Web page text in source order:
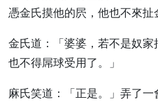
憑金氏摸他的屄，他也不來扯
金氏道：「婆婆，若不是奴
也不得屌球受用了。」
麻氏笑道：「正是。」弄了一